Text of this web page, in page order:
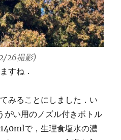
26撮影)
すね．
みることにしました．い
がい用のノズル付きボトル
で，生理食塩水の濃